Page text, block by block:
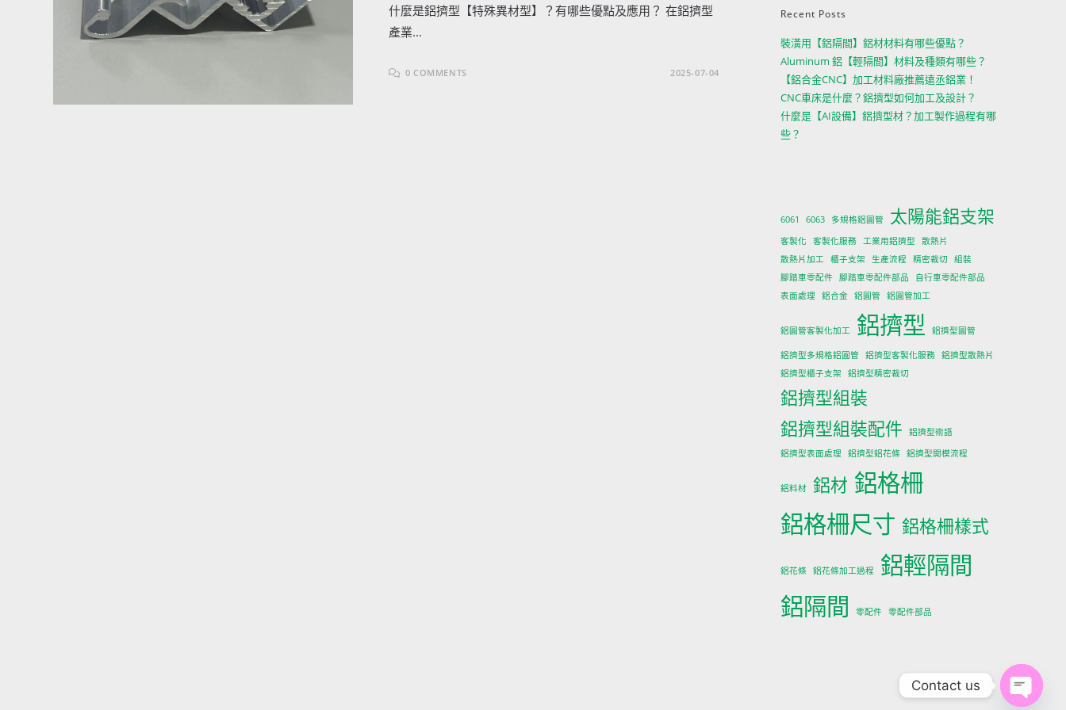
Recent Posts
裝潢用【鋁隔間】鋁材材料有哪些優點？
Aluminum 鋁【輕隔間】材料及種類有哪些？
【鋁合金CNC】加工材料廠推薦遠丞鋁業！
CNC車床是什麼？鋁擠型如何加工及設計？
什麼是【AI設備】鋁擠型材？加工製作過程有哪
些？
6061 6063 多規格鋁圓管 太陽能鋁支架
客製化 客製化服務 工業用鋁擠型
散熱片
散熱片加工 櫃子支架 生產流程 精密裁切
組裝
腳踏車零配件 腳踏車零配件部品
自行車零配件部品
表面處理
鋁合金 鋁圓管 鋁圓管加工
鋁圓管客製化加工 鋁擠型 鋁擠型圓管
鋁擠型多規格鋁圓管 鋁擠型客製化服務
鋁擠型散熱片
鋁擠型櫃子支架
鋁擠型精密裁切
鋁擠型組裝
鋁擠型組裝配件
鋁擠型術語
鋁擠型表面處理
鋁擠型鋁花條 鋁擠型開模流程
鋁料材 鋁材 鋁格柵
鋁格柵尺寸 鋁格柵樣式
鋁花條 鋁花條加工過程
鋁輕隔間
鋁隔間
零配件 零配件部品
什麼是鋁擠型【特殊異材型】？有哪些優點及應用？ 在鋁擠型
產業...
0 COMMENTS 2025-07-04
Contact us